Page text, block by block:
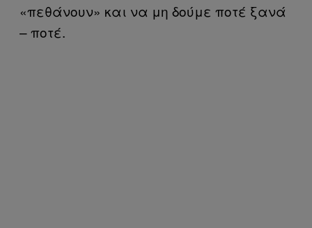
«πεθάνουν» και να μη δούμε ποτέ ξανά
– ποτέ.